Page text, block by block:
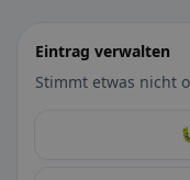
Eintrag verwalten
Stimmt etwas nicht